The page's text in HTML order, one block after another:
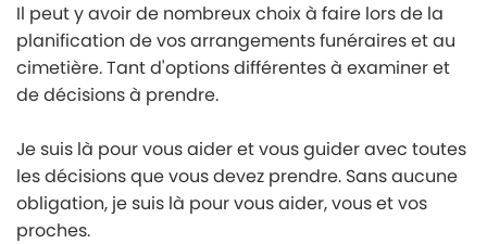
Il peut y avoir de nombreux choix à faire lors de la
planification de vos arrangements funéraires et au
cimetière. Tant d'options différentes à examiner et
de décisions à prendre.
Je suis là pour vous aider et vous guider avec toutes
les décisions que vous devez prendre. Sans aucune
obligation, je suis là pour vous aider, vous et vos
proches.